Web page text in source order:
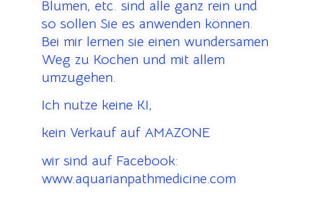
Blumen, etc. sind alle ganz rein und
so sollen Sie es anwenden können.
Bei mir lernen sie einen wundersamen
Weg zu Kochen und mit allem
umzugehen.
Ich nutze keine KI,
kein Verkauf auf AMAZONE
wir sind auf Facebook:
www.aquarianpathmedicine.com